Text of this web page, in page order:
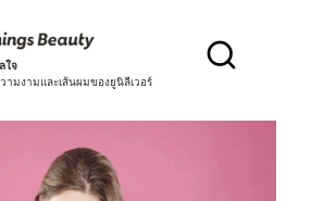
ใจ
มงามและเส้นผมของยูนิลีเวอร์